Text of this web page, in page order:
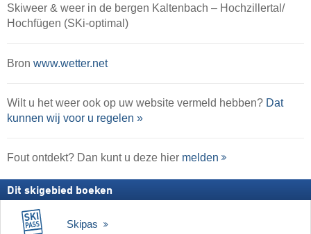
Skiweer & weer in de bergen Kaltenbach – Hochzillertal/​
Hochfügen (SKi-optimal)
Bron www.wetter.net
Wilt u het weer ook op uw website vermeld hebben? Dat
kunnen wij voor u regelen »
Fout ontdekt? Dan kunt u deze hier melden
Dit skigebied boeken
Skipas